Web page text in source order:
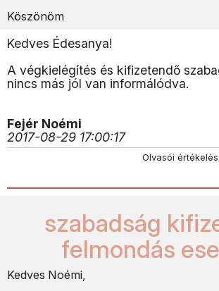
Köszönöm
Kedves Édesanya!
A végkielégítés és kifizetendő
nincs más jól van informálódva.
Fejér Noémi
2017-08-29 17:00:17
Olvasói értékelés:
szabadság
felmondás
Kedves Noémi,